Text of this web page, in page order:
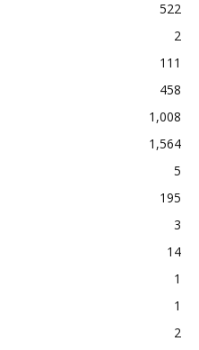
522
2
111
458
1,008
1,564
5
195
3
14
1
1
2